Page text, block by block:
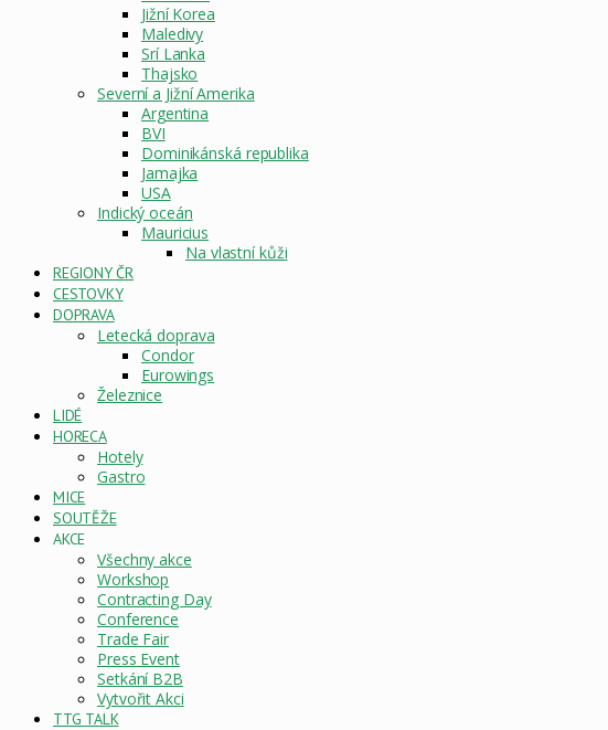
Jižní Korea
Maledivy
Srí Lanka
Thajsko
Severní a Jižní Amerika
Argentina
BVI
Dominikánská republika
Jamajka
USA
Indický oceán
Mauricius
Na vlastní kůži
REGIONY ČR
CESTOVKY
DOPRAVA
Letecká doprava
Condor
Eurowings
Železnice
LIDÉ
HORECA
Hotely
Gastro
MICE
SOUTĚŽE
AKCE
Všechny akce
Workshop
Contracting Day
Conference
Trade Fair
Press Event
Setkání B2B
Vytvořit Akci
TTG TALK